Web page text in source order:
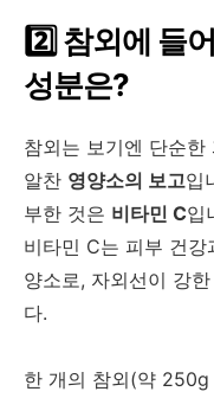
2️ 참외에 들
성분은?
참외는 보기엔 단순한
알찬 영양소의 보고입
부한 것은 비타민 C입
비타민 C는 피부 건강
양소로, 자외선이 강
다.
한 개의 참외(약 250g